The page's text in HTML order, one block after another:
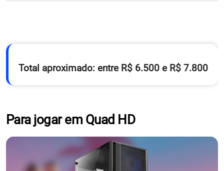
Total aproximado: entre R$ 6.500 e R$ 7.800
Para jogar em Quad HD